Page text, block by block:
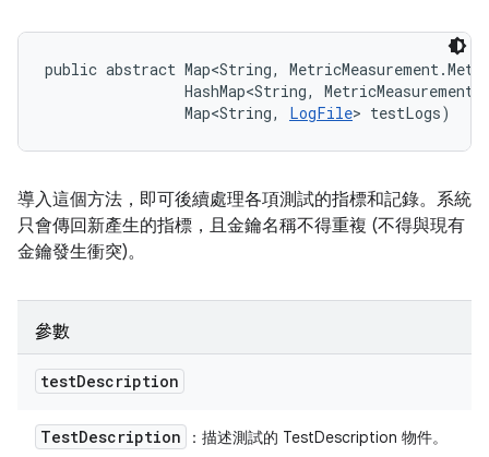
public abstract Map<String,
HashMap<String,
                Map<String,
LogFile> testLogs)
導入這個方法，即可後續處理各項測試的指標和記錄。系統
只會傳回新產生的指標，且金鑰名稱不得重複 (不得與現有
金鑰發生衝突)。
參數
testDescription
TestDescription ：描述測試的 TestDescription 物件。